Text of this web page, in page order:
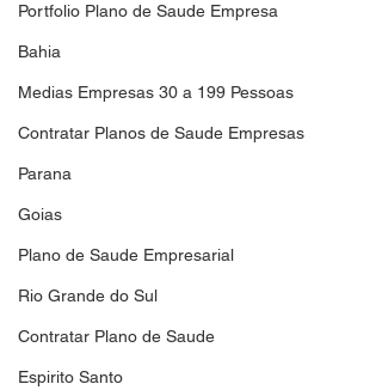
Portfolio Plano de Saude Empresa
Bahia
Medias Empresas 30 a 199 Pessoas
Contratar Planos de Saude Empresas
Parana
Goias
Plano de Saude Empresarial
Rio Grande do Sul
Contratar Plano de Saude
Espirito Santo